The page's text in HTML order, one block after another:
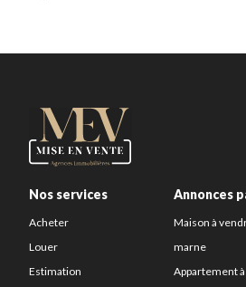
Nos services
Acheter
Louer
Estimation
Annonces
Maison à
marne
Appartement